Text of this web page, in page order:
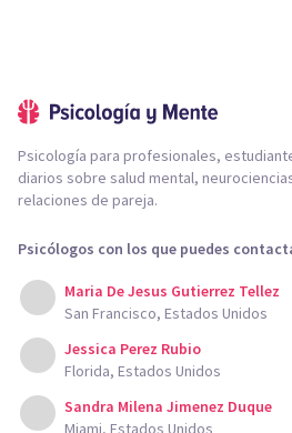
Psicología para profesionales,
diarios sobre salud mental,
relaciones de pareja.
Psicólogos con los que puedes
Maria De Jesus Gutierrez Tellez
San Francisco, Estados Unidos
Jessica Perez Rubio
Florida, Estados Unidos
Sandra Milena Jimenez Duque
Miami, Estados Unidos